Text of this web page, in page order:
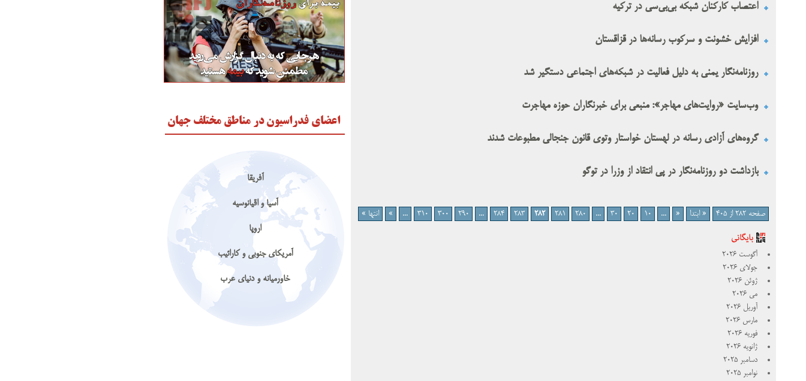
اعتصاب کارکنان شبکه بی‌بی‌سی در ترکیه
افزایش خشونت و سرکوب رسانه‌ها در قزاقستان
روزنامه‌نگار یمنی به دلیل فعالیت در شبکه‌های اجتماعی دستگیر شد
وب‌سایت «روایت‌های مهاجر»: منبعی برای خبرنگاران حوزه مهاجرت
گروه‌های آزادی رسانه‌ در لهستان خواستار وتوی قانون جنجالی مطبوعات شدند
بازداشت دو روزنامه‌نگار در پی انتقاد از وزرا در توگو
صفحه 282 از 405 « ابتدا «
...
10
20
30
...
280
281
282
283
284
...
290
300
310
...
» انتها »
آگوست 2026
جولای 2026
ژوئن 2026
می 2026
آوریل 2026
مارس 2026
فوریه 2026
ژانویه 2026
دسامبر 2025
نوامبر 2025
اعضای فدراسیون در مناطق مختلف جهان
آفریقا
آسیا و اقیانوسیه
اروپا
آمریکای جنوبی و کارائیب
خاورمیانه و دنیای عرب